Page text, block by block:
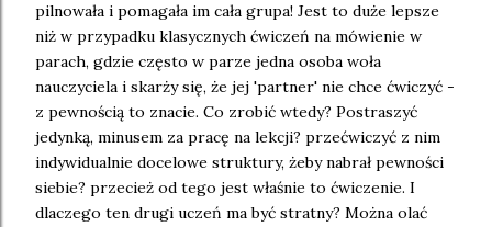
pilnowała i pomagała im cała grupa! Jest to duże lepsze
niż w przypadku klasycznych ćwiczeń na mówienie w
parach, gdzie często w parze jedna osoba woła
nauczyciela i skarży się, że jej 'partner' nie chce ćwiczyć -
z pewnością to znacie. Co zrobić wtedy? Postraszyć
jedynką, minusem za pracę na lekcji? przećwiczyć z nim
indywidualnie docelowe struktury, żeby nabrał pewności
siebie? przecież od tego jest właśnie to ćwiczenie. I
dlaczego ten drugi uczeń ma być stratny? Można olać